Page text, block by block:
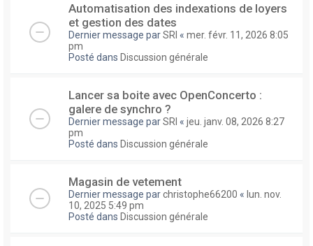
Automatisation des indexations de loyers
et gestion des dates
Dernier message parSRI « mer. févr. 11, 2026 8:05
pm
Posté dans Discussion générale
Lancer sa boite avec OpenConcerto :
galere de synchro ?
Dernier message parSRI « jeu. janv. 08, 2026 8:27
pm
Posté dans Discussion générale
Magasin de vetement
Dernier message parchristophe66200 « lun. nov.
10, 2025 5:49 pm
Posté dans Discussion générale